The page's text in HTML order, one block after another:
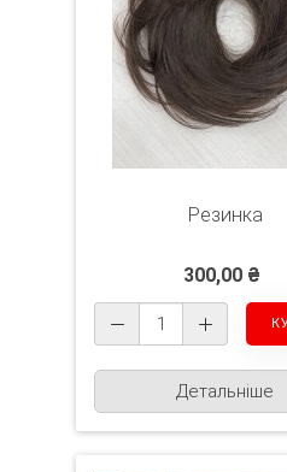
Резинка
300,00 ₴
Детальніше